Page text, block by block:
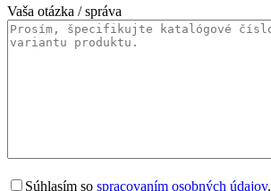
Vaša otázka / správa
Súhlasím so spracovaním osobných údajov.